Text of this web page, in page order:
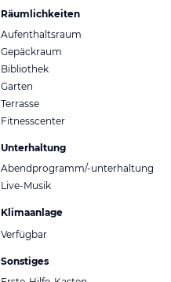
Räumlichkeiten
Aufenthaltsraum
Gepäckraum
Bibliothek
Garten
Terrasse
Fitnesscenter
Unterhaltung
Abendprogramm/-unterhaltung
Live-Musik
Klimaanlage
Verfügbar
Sonstiges